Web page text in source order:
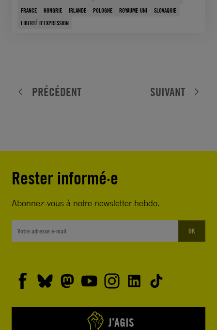
FRANCE
HONGRIE IRLANDE POLOGNE ROYAUME-UNI
SLOVAQUIE
LIBERTÉ D'EXPRESSION
PRÉCÉDENT SUIVANT
Rester informé·e
Abonnez-vous à notre newsletter hebdo.
OK
J’AGIS